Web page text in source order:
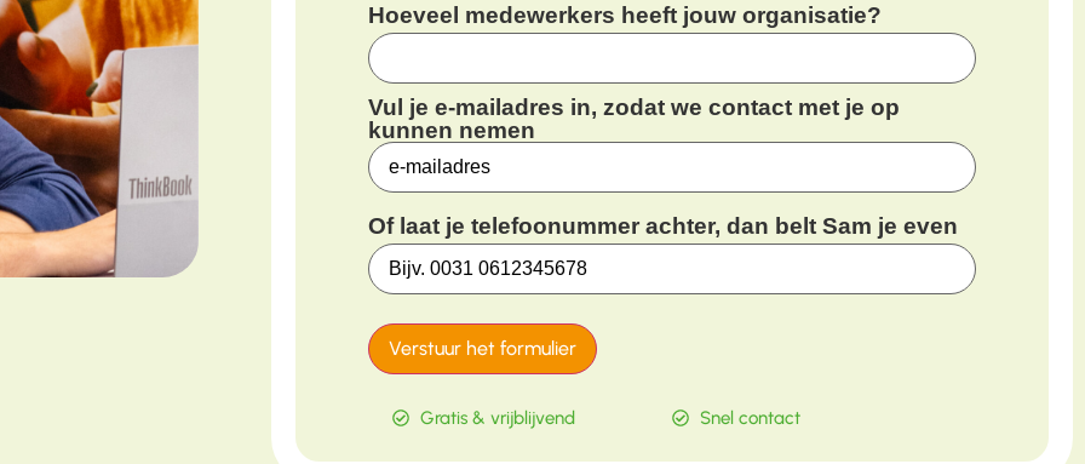
Hoeveel medewerkers heeft jouw organisatie?
Vul je e-mailadres in, zodat we contact met je op
kunnen nemen
Of laat je telefoonummer achter, dan belt Sam je even
Verstuur het formulier
Gratis & vrijblijvend Snel contact